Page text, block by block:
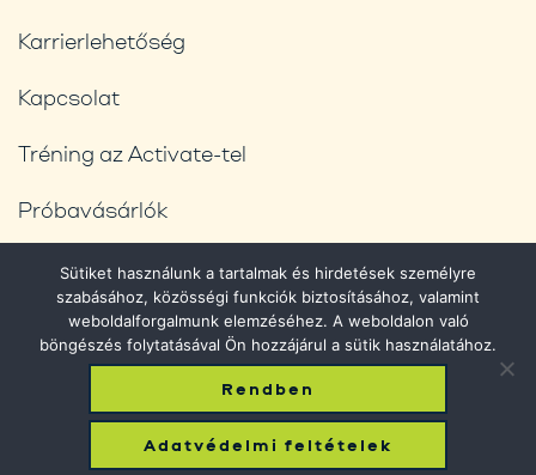
Karrierlehetőség
Kapcsolat
Tréning az Activate-tel
Próbavásárlók
Blog
Adatvédelmi feltételek
© 2026 Phantom Shopping. All Rights Reserved.
Sütiket használunk a tartalmak és hirdetések személyre
szabásához, közösségi funkciók biztosításához, valamint
weboldalforgalmunk elemzéséhez. A weboldalon való
böngészés folytatásával Ön hozzájárul a sütik használatához.
Rendben
Adatvédelmi feltételek